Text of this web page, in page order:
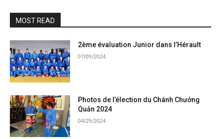
MOST READ
2ème évaluation Junior dans l’Hérault
07/09/2024
Photos de l’élection du Chánh Chưởng
Quản 2024
04/29/2024